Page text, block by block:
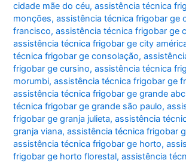
cidade mãe do céu,assistência técnica
monções,assistência técnica frigobar ge
francisco,assistência técnica frigobar ge
assistência técnica frigobar ge city
técnica frigobar ge consolação,
frigobar ge cursino,assistência técnica
morumbi,assistência técnica frigobar ge
assistência técnica frigobar ge grande abc
técnica frigobar ge grande são paulo,
frigobar ge granja julieta,assistência
granja viana,assistência técnica frigobar
assistência técnica frigobar ge horto,
frigobar ge horto florestal,assistência